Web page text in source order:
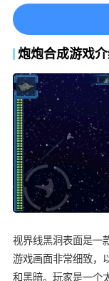
炮炮合成游戏
视界线黑洞表面是一
游戏画面非常细致，
和黑暗。玩家是一个